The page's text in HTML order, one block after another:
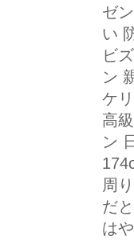
ゼ
い
ビ
ン
ケ
高
ン
周
だ
は